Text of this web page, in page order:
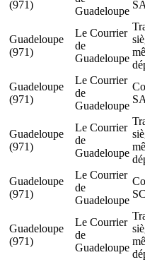
(971)
Guadeloupe
Guadeloupe
(971)
Le Courrier
de
Guadeloupe
Guadeloupe
(971)
Le Courrier
de
Guadeloupe
Guadeloupe
(971)
Le Courrier
de
Guadeloupe
Guadeloupe
(971)
Le Courrier
de
Guadeloupe
Guadeloupe
(971)
Le Courrier
de
Guadeloupe